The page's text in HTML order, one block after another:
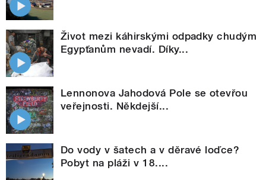
Život mezi káhirskými odpadky chudým
Egypťanům nevadí. Díky...
Lennonova Jahodová Pole se otevřou
veřejnosti. Někdejší...
Do vody v šatech a v děravé loďce?
Pobyt na pláži v 18....